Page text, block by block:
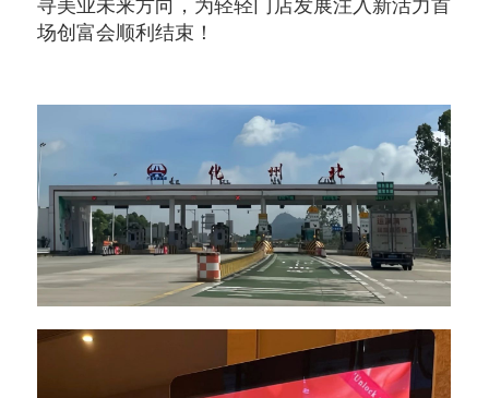
寻美业未来方向，为轻轻门店发展注入新活力首
场创富会顺利结束！